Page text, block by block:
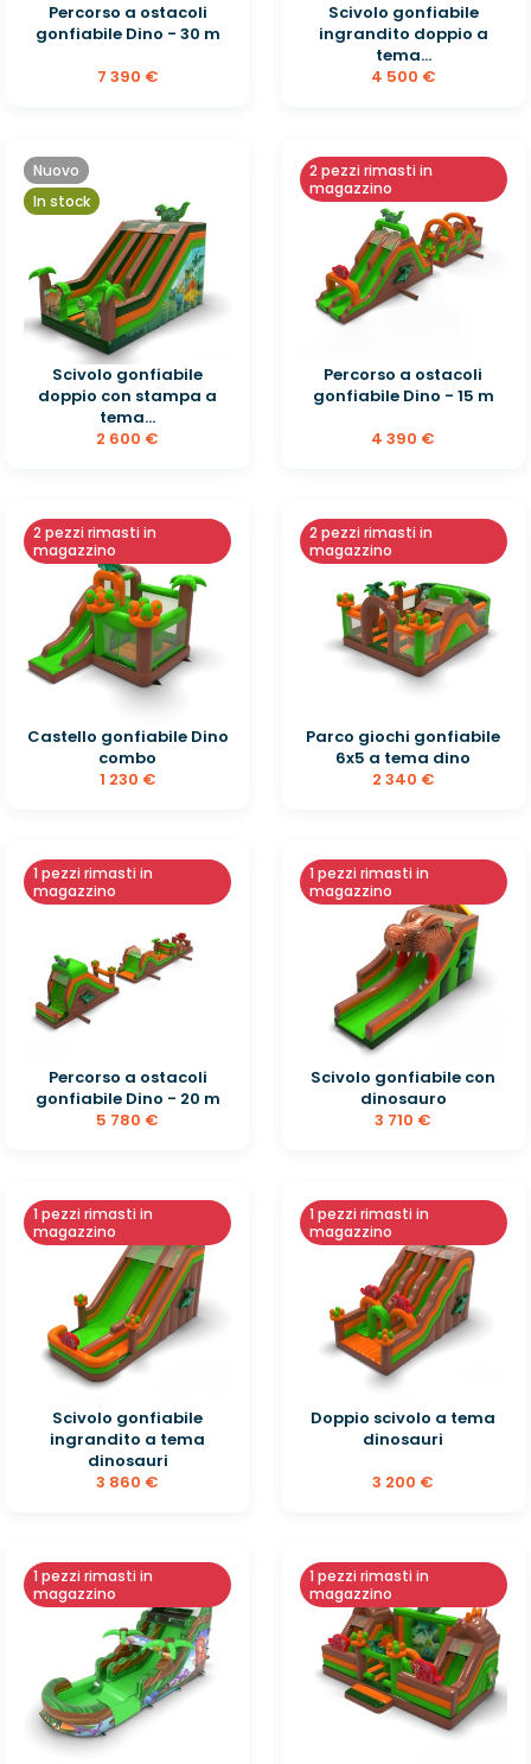
Percorso a ostacoli
gonfiabile Dino - 30 m
7 390 €
Scivolo gonfiabile
ingrandito doppio a
tema...
4 500 €
Nuovo
In stock
Scivolo gonfiabile
doppio con stampa a
tema...
2 600 €
2 pezzi rimasti in
magazzino
Percorso a ostacoli
gonfiabile Dino - 15 m
4 390 €
2 pezzi rimasti in
magazzino
Castello gonfiabile Dino
combo
1 230 €
2 pezzi rimasti in
magazzino
Parco giochi gonfiabile
6x5 a tema dino
2 340 €
1 pezzi rimasti in
magazzino
Percorso a ostacoli
gonfiabile Dino - 20 m
5 780 €
1 pezzi rimasti in
magazzino
Scivolo gonfiabile con
dinosauro
3 710 €
1 pezzi rimasti in
magazzino
Scivolo gonfiabile
ingrandito a tema
dinosauri
3 860 €
1 pezzi rimasti in
magazzino
Doppio scivolo a tema
dinosauri
3 200 €
1 pezzi rimasti in
magazzino
1 pezzi rimasti in
magazzino